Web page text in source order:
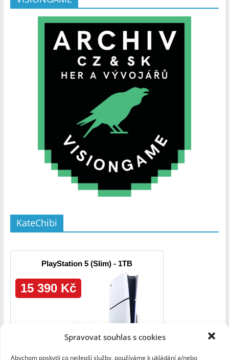
Spravovat souhlas s cookies
Abychom poskytli co nejlepší služby, používáme k ukládání a/nebo
KateChibi